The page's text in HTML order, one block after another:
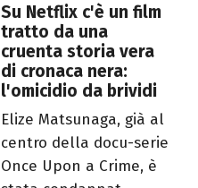
Su Netflix c'è un film
tratto da una
cruenta storia vera
di cronaca nera:
l'omicidio da brividi
Elize Matsunaga, già al
centro della docu-serie
Once Upon a Crime, è